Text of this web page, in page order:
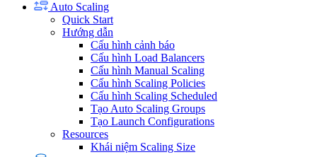
Auto Scaling
Quick Start
Hướng dẫn
Cấu hình cảnh báo
Cấu hình Load Balancers
Cấu hình Manual Scaling
Cấu hình Scaling Policies
Cấu hình Scaling Scheduled
Tạo Auto Scaling Groups
Tạo Launch Configurations
Resources
Khái niệm Scaling Size